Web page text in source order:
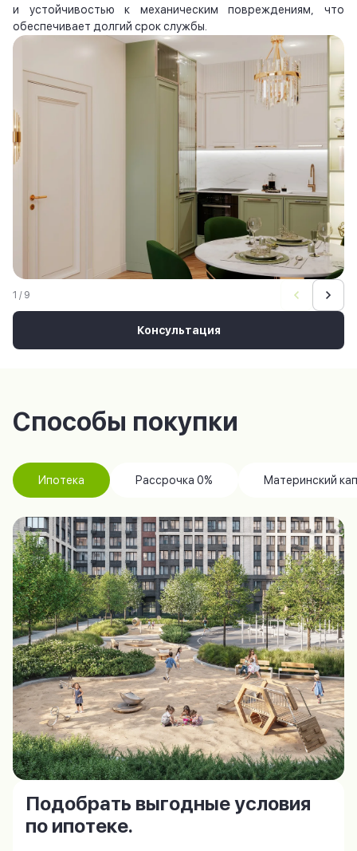
и устойчивостью к механическим повреждениям, что
обеспечивает долгий срок службы.
Консультация
1 / 9
Способы покупки
Ипотека Рассрочка 0% Материнский
Подобрать выгодные условия
по ипотеке.